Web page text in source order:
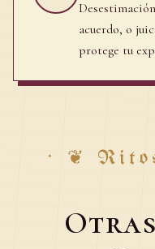
acuerdo, o
protege tu
· ❦